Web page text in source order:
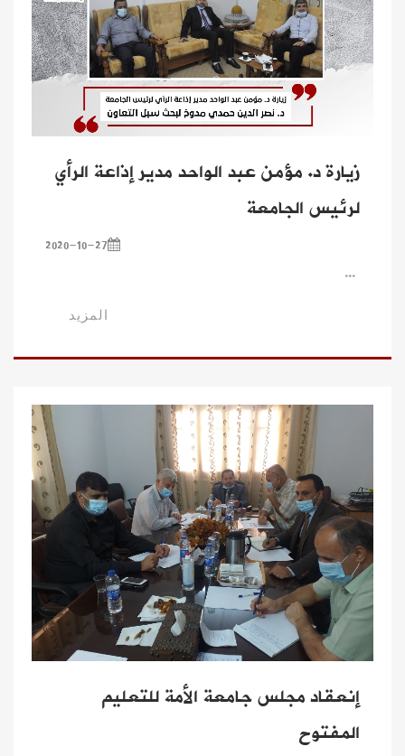
زيارة د. مؤمن عبد الواحد مدير إذاعة الرأي
لرئيس الجامعة
2020-10-27
...
المزيد
إنعقاد مجلس جامعة الأمة للتعليم
المفتوح